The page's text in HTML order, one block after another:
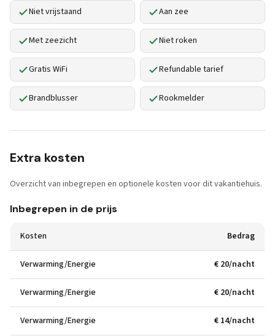
Niet vrijstaand Aan zee
Met zeezicht Niet roken
Gratis WiFi Refundable tarief
Brandblusser Rookmelder
Extra kosten
Overzicht van inbegrepen en optionele kosten voor dit vakantiehuis.
Inbegrepen in de prijs
Kosten Bedrag
Verwarming/Energie € 20/nacht
Verwarming/Energie € 20/nacht
Verwarming/Energie € 14/nacht